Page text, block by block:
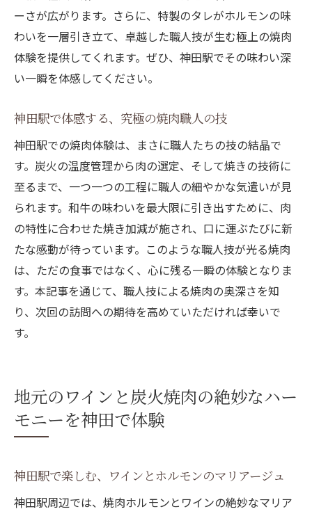
ーさが広がります。さらに、特製のタレがホルモンの味
わいを一層引き立て、卓越した職人技が生む極上の焼肉
体験を提供してくれます。ぜひ、神田駅でその味わい深
い一瞬を体感してください。
神田駅で体感する、究極の焼肉職人の技
神田駅での焼肉体験は、まさに職人たちの技の結晶で
す。炭火の温度管理から肉の選定、そして焼きの技術に
至るまで、一つ一つの工程に職人の細やかな気遣いが見
られます。和牛の味わいを最大限に引き出すために、肉
の特性に合わせた焼き加減が施され、口に運ぶたびに新
たな感動が待っています。このような職人技が光る焼肉
は、ただの食事ではなく、心に残る一瞬の体験となりま
す。本記事を通じて、職人技による焼肉の奥深さを知
り、次回の訪問への期待を高めていただければ幸いで
す。
地元のワインと炭火焼肉の絶妙なハー
モニーを神田で体験
神田駅で楽しむ、ワインとホルモンのマリアージュ
神田駅周辺では、焼肉ホルモンとワインの絶妙なマリア